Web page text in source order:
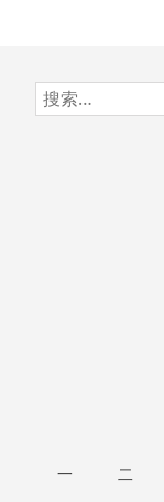
跳
至
搜
索：
一 二